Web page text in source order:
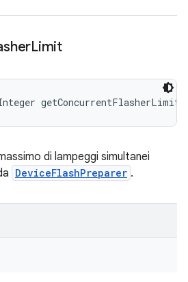
Limit
getConcurrentFlasherLimit
di lampeggi simultanei
DeviceFlashPreparer .